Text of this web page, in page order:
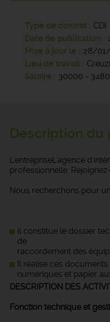
Type de contrat
CDI
Date de publication
Mise à jour le
28/
Lieu de travail
Salaire
30000 -
Description du
L'entrepriseL'agence
professionnelle.
Nous recherchons pour
Il constitue le dossier
de
raccordement des
Il réalise ces
numériques et papier
DESCRIPTION DES
Fonction technique et